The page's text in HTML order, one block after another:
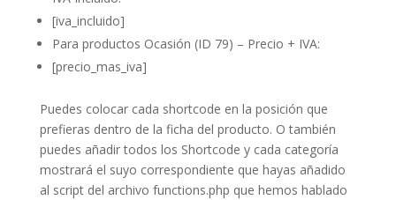
[iva_incluido]
Para productos Ocasión (ID 79) – Precio + IVA:
[precio_mas_iva]
Puedes colocar cada shortcode en la posición que
prefieras dentro de la ficha del producto. O también
puedes añadir todos los Shortcode y cada categoría
mostrará el suyo correspondiente que hayas añadido
al script del archivo functions.php que hemos hablado